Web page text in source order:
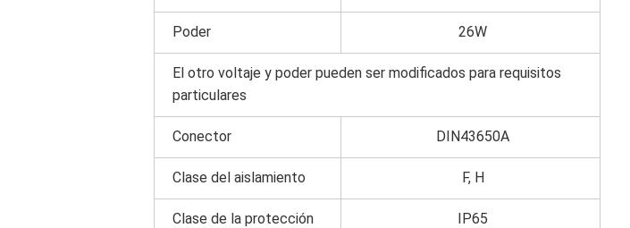
Poder 26W
El otro voltaje y poder pueden ser modificados para requisitos
particulares
Conector DIN43650A
Clase del aislamiento F, H
Clase de la protección IP65